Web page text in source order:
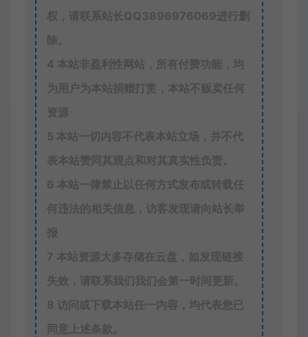
权，请联系站长QQ3896976069 进行删
除。
4 本站非盈利性网站，所有付费功能，均
为用户为本站捐赠打赏，本站不贩卖任何
资源
5 本站一切内容不代表本站立场，并不代
表本站赞同其观点和对其真实性负责。
6 本站一律禁止以任何方式发布或转载任
何违法的相关信息，访客发现请向站长举
报
7 本站资源大多存储在云盘，如发现链接
失效，请联系我们我们会第一时间更新。
8 访问或下载本站任一内容，均代表您已
同意上述条款。